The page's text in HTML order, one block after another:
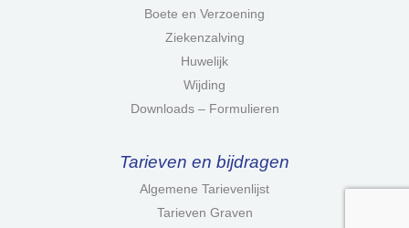
Boete en Verzoening
Ziekenzalving
Huwelijk
Wijding
Downloads – Formulieren
Tarieven en bijdragen
Algemene Tarievenlijst
Tarieven Graven